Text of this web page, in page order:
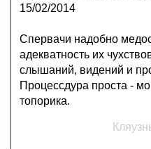
15/02/2014
Спервачи надобно
адекватность их
слышаний, видений и
Процессдура проста -
топорика.